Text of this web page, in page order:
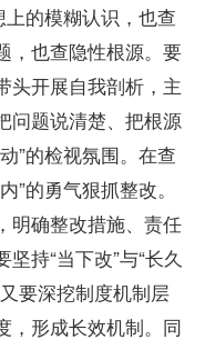
上的模糊认识，也查
，也查隐性根源。要
头开展自我剖析，主
问题说清楚、把根源
”的检视氛围。在查
”的勇气狠抓整改。
明确整改措施、责任
持“当下改”与“长久
要深挖制度机制层
，形成长效机制。同